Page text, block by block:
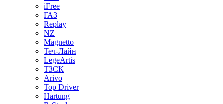
iFree
ГАЗ
Replay
NZ
Magnetto
Теч-Лайн
LegeArtis
ТЗСК
Arivo
Top Driver
Hartung